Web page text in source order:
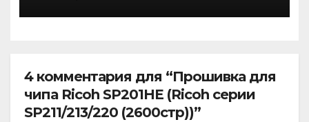
4 комментария для “Прошивка для
чипа Ricoh SP201HE (Ricoh серии
SP211/213/220 (2600стр))”